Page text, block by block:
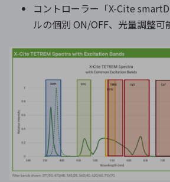
コントローラー「X-Cite
ルの個別 ON/OFF、光量調整可